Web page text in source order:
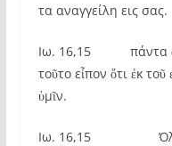
τα αναγγείλη εις σας.
Ιω. 16,15 πάντα ὅσα
τοῦτο εἶπον ὅτι ἐκ
ὑμῖν.
Ιω. 16,15 Όλα δε